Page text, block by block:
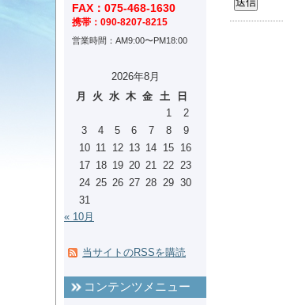
FAX：075-468-1630
携帯：090-8207-8215
営業時間：AM9:00〜PM18:00
2026年8月
月
火 水 木 金 土
日
1
2
3
4 5 6 7 8
9
10 11 12 13 14 15 16
17 18 19 20 21 22 23
24 25 26 27 28 29 30
31
« 10月
当サイトのRSSを購読
コンテンツメニュー